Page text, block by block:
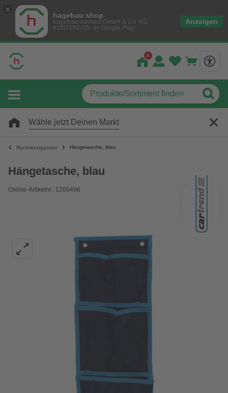
hagebau shop
hagebau connect GmbH & Co. KG
KOSTENLOS- In Google Play
Anzeigen
Wähle jetzt Deinen Markt
Rücksitzorganizer Hängetasche, blau
Hängetasche, blau
Online-Artikelnr.: 1200486